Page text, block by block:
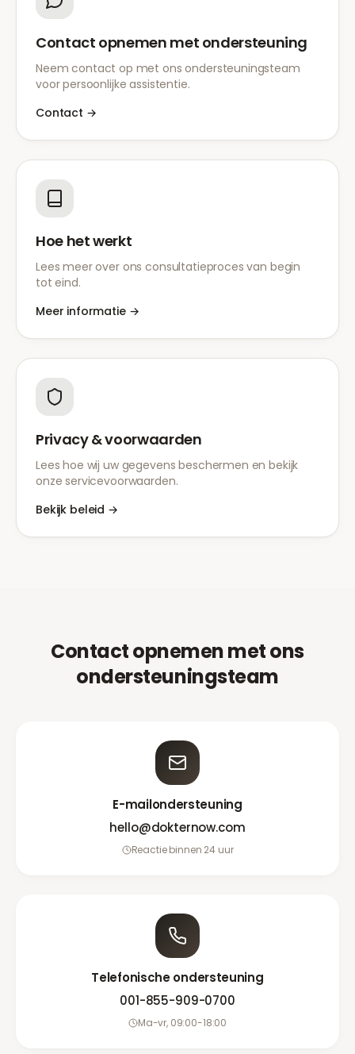
Contact opnemen met ondersteuning
Neem contact op met ons ondersteuningsteam
voor persoonlijke assistentie.
Contact →
Hoe het werkt
Lees meer over ons consultatieproces van begin
tot eind.
Meer informatie→
Privacy & voorwaarden
Lees hoe wij uw gegevens beschermen en bekijk
onze servicevoorwaarden.
Bekijk beleid →
Contact opnemen met ons
ondersteuningsteam
E-mailondersteuning
hello@dokternow.com
Reactie binnen 24 uur
Telefonische ondersteuning
001-855-909-0700
Ma-vr, 09:00-18:00